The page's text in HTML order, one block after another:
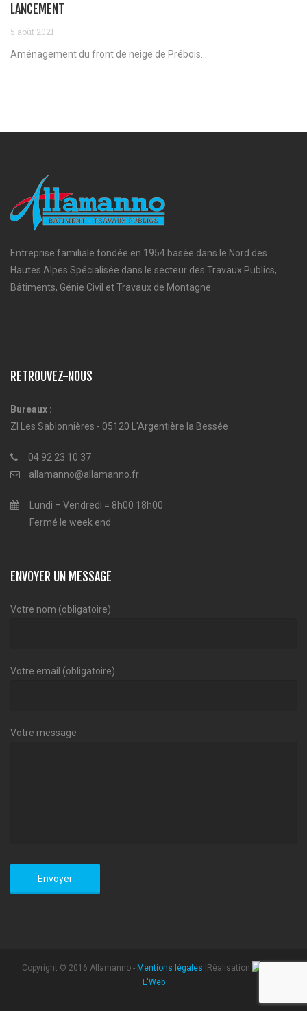
LANCEMENT
5 août 2021
Aménagement du front de neige de Prébois...
Entreprise familiale fondée en 1954 basée dans le Nord des
Hautes Alpes Spécialisée dans le secteur des Travaux Publics,
Bâtiments, Génie Civil et Travaux de Montagne.
RETROUVEZ-NOUS
Bureaux :
ZI Les Sablonnières - 05120 L'Argentière la Bessée
04 92 23 10 37
allamanno@allamanno.fr
Lundi – Vendredi = 8h00 18h00
Fermé le week end
ENVOYER UN MESSAGE
Votre nom (obligatoire)
Votre email (obligatoire)
Votre message
Copyright © 2016 Allamanno - Mentions légales |Réalisation
L'Web